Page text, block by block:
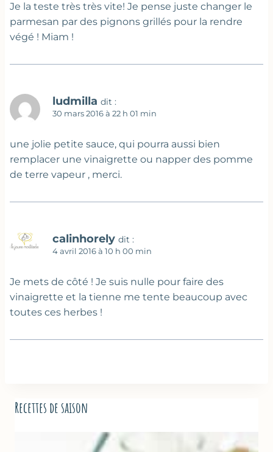
Je la teste très très vite! Je pense juste changer le
parmesan par des pignons grillés pour la rendre
végé ! Miam !
ludmilla dit :
30 mars 2016 à 22 h 01 min
une jolie petite sauce, qui pourra aussi bien
remplacer une vinaigrette ou napper des pomme
de terre vapeur , merci.
calinhorely dit :
4 avril 2016 à 10 h 00 min
Je mets de côté ! Je suis nulle pour faire des
vinaigrette et la tienne me tente beaucoup avec
toutes ces herbes !
Recettes de saison